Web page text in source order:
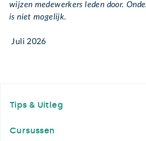
wijzen medewerkers leden door.
is niet mogelijk.
Juli 2026
Tips & Uitleg
Cursussen